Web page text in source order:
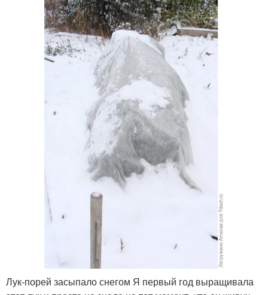
Лук-порей засыпало снегом Я первый год выращивала